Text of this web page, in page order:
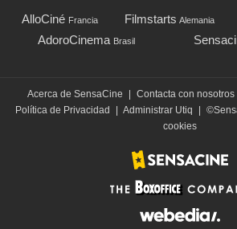
AlloCiné Francia Filmstarts Alemania
AdoroCinema Brasil
Acerca de SensaCine Contacta con nosotros
Política de Privacidad
Administrar Utiq
cookies